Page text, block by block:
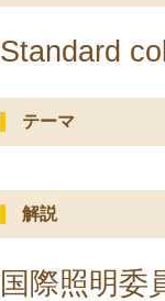
Standard
テーマ
解説
国際照明委